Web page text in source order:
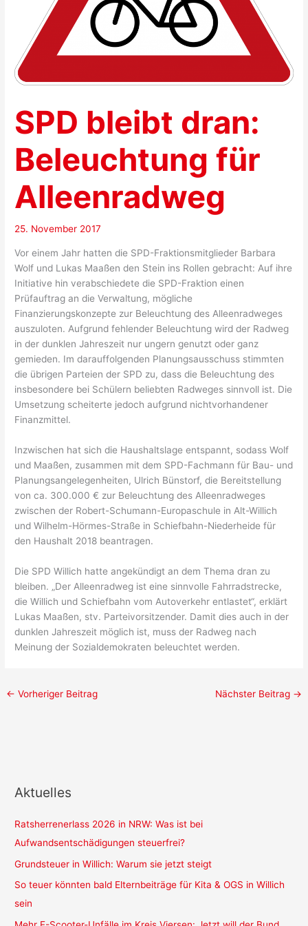
SPD bleibt dran:
Beleuchtung für
Alleenradweg
25. November 2017
Vor einem Jahr hatten die SPD-Fraktionsmitglieder Barbara
Wolf und Lukas Maaßen den Stein ins Rollen gebracht: Auf ihre
Initiative hin verabschiedete die SPD-Fraktion einen
Prüfauftrag an die Verwaltung, mögliche
Finanzierungskonzepte zur Beleuchtung des Alleenradweges
auszuloten. Aufgrund fehlender Beleuchtung wird der Radweg
in der dunklen Jahreszeit nur ungern genutzt oder ganz
gemieden. Im darauffolgenden Planungsausschuss stimmten
die übrigen Parteien der SPD zu, dass die Beleuchtung des
insbesondere bei Schülern beliebten Radweges sinnvoll ist. Die
Umsetzung scheiterte jedoch aufgrund nichtvorhandener
Finanzmittel.
Inzwischen hat sich die Haushaltslage entspannt, sodass Wolf
und Maaßen, zusammen mit dem SPD-Fachmann für Bau- und
Planungsangelegenheiten, Ulrich Bünstorf, die Bereitstellung
von ca. 300.000 € zur Beleuchtung des Alleenradweges
zwischen der Robert-Schumann-Europaschule in Alt-Willich
und Wilhelm-Hörmes-Straße in Schiefbahn-Niederheide für
den Haushalt 2018 beantragen.
Die SPD Willich hatte angekündigt an dem Thema dran zu
bleiben. „Der Alleenradweg ist eine sinnvolle Fahrradstrecke,
die Willich und Schiefbahn vom Autoverkehr entlastet“, erklärt
Lukas Maaßen, stv. Parteivorsitzender. Damit dies auch in der
dunklen Jahreszeit möglich ist, muss der Radweg nach
Meinung der Sozialdemokraten beleuchtet werden.
← Vorheriger Beitrag Nächster Beitrag →
Aktuelles
Ratsherrenerlass 2026 in NRW: Was ist bei
Aufwandsentschädigungen steuerfrei?
Grundsteuer in Willich: Warum sie jetzt steigt
So teuer könnten bald Elternbeiträge für Kita & OGS in Willich
sein